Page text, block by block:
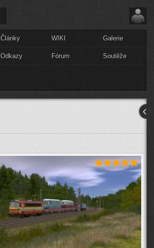
Články WIKI Galerie
Odkazy Fórum Soutěže